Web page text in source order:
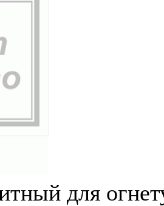
для